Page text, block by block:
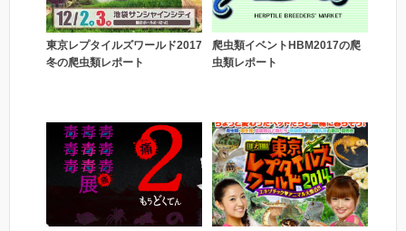
東京レプタイルズワールド2017
冬の爬虫類レポート
爬虫類イベントHBM2017の爬
虫類レポート